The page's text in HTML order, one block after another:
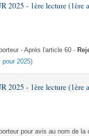
2025 - 1ère lecture (1ère
- Après l'article 60 -
2025)
2025 - 1ère lecture (1ère
pour avis au nom de